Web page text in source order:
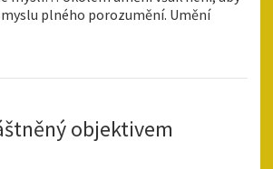
plného porozumění. Umění
objektivem